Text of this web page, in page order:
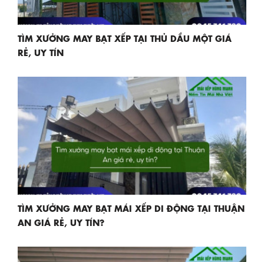
TÌM XƯỞNG MAY BẠT XẾP TẠI THỦ DẦU MỘT GIÁ
RẺ, UY TÍN
TÌM XƯỞNG MAY BẠT MÁI XẾP DI ĐỘNG TẠI THUẬN
AN GIÁ RẺ, UY TÍN?